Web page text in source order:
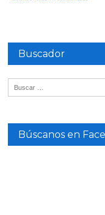
Buscador
Búscanos en